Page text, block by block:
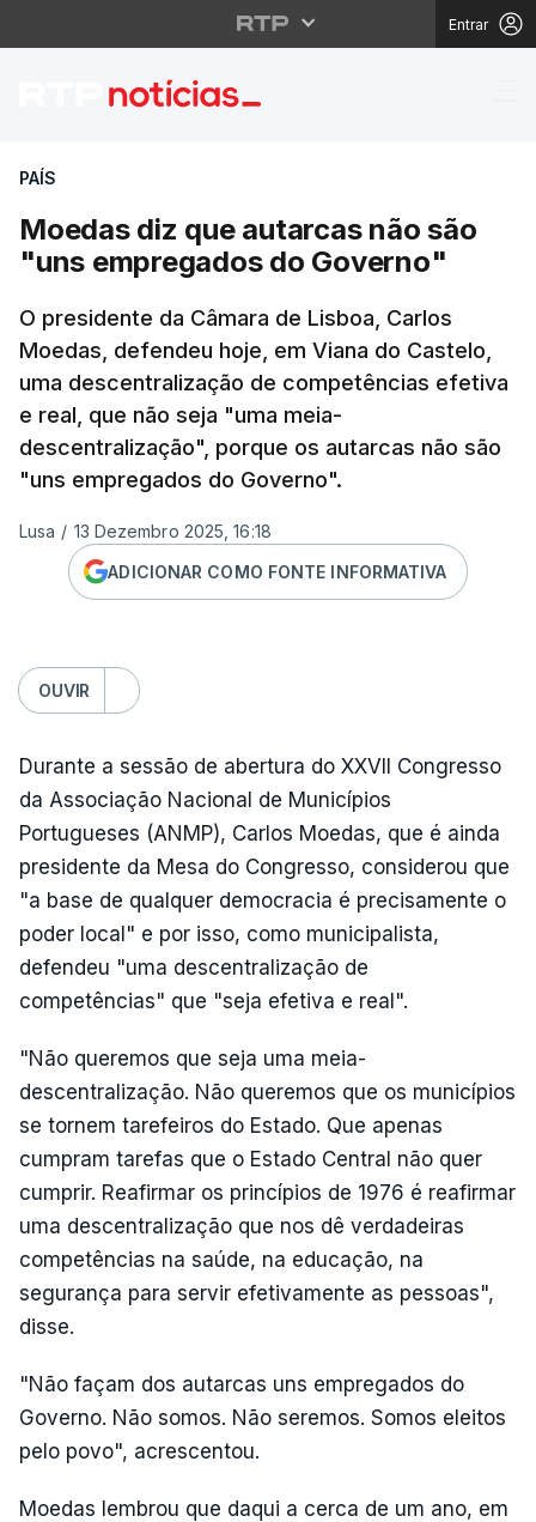
Entrar
Moedas diz que
PAÍS
Moedas diz que autarcas não são
"uns empregados do Governo"
O presidente da Câmara de Lisboa, Carlos
Moedas, defendeu hoje, em Viana do Castelo,
uma descentralização de competências efetiva
e real, que não seja "uma meia-
descentralização", porque os autarcas não são
"uns empregados do Governo".
Lusa / 13 Dezembro 2025, 16:18
ADICIONAR COMO FONTE INFORMATIVA
OUVIR
Durante a sessão de abertura do XXVII Congresso
da Associação Nacional de Municípios
Portugueses (ANMP), Carlos Moedas, que é ainda
presidente da Mesa do Congresso, considerou que
"a base de qualquer democracia é precisamente o
poder local" e por isso, como municipalista,
defendeu "uma descentralização de
competências" que "seja efetiva e real".
"Não queremos que seja uma meia-
descentralização. Não queremos que os municípios
se tornem tarefeiros do Estado. Que apenas
cumpram tarefas que o Estado Central não quer
cumprir. Reafirmar os princípios de 1976 é reafirmar
uma descentralização que nos dê verdadeiras
competências na saúde, na educação, na
segurança para servir efetivamente as pessoas",
disse.
"Não façam dos autarcas uns empregados do
Governo. Não somos. Não seremos. Somos eleitos
pelo povo", acrescentou.
Moedas lembrou que daqui a cerca de um ano, em